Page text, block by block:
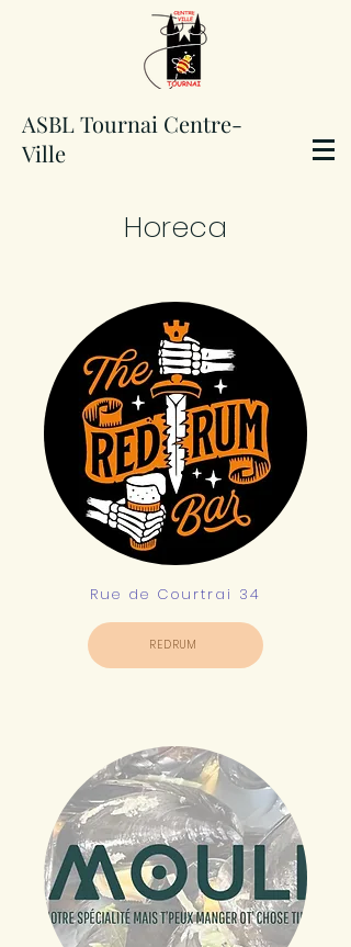
ASBL Tournai Centre-
Ville
Horeca
Rue de Courtrai 34
REDRUM